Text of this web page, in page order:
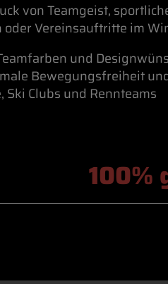
von Teamgeist,
Vereinsauftritte im
und
Bewegungsfreiheit
Clubs und Rennteams
100%